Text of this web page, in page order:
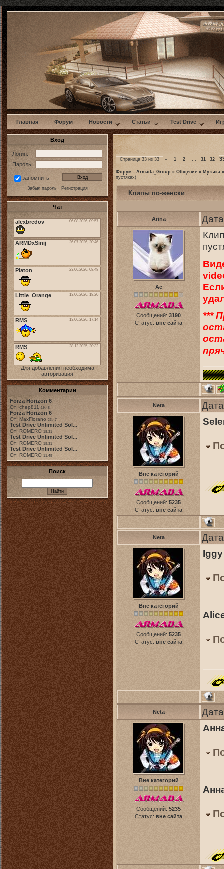
w
Главная Форум Новости Статьи Test Drive
Вход
Логин:
Пароль:
запомнить
Забыл пароль· Регистрация
Чат
Для добавления необходима
авторизация
Комментарии
Forza Horizon 6
От: chep811 19:48
Forza Horizon 6
От: MaxFiorano 23:47
Test Drive Unlimited Sol...
От: ROMERO 18:31
Test Drive Unlimited Sol...
От: ROMERO 19:31
Test Drive Unlimited Sol...
От: ROMERO 11:49
Поиск
Страница 33 из 33 « 1 2 … 31 32
Форум - Armada_Group » Общение » Музыка »
пустяках)
Клипы по-женски
Arina
Ас
Сообщений: 3190
Статус: вне сайта
***
Neta
Вне категорий
Сообщений: 5235
Статус: вне сайта
Neta
Вне категорий
Сообщений: 5235
Статус: вне сайта
Neta
Вне категорий
Сообщений: 5235
Статус: вне сайта